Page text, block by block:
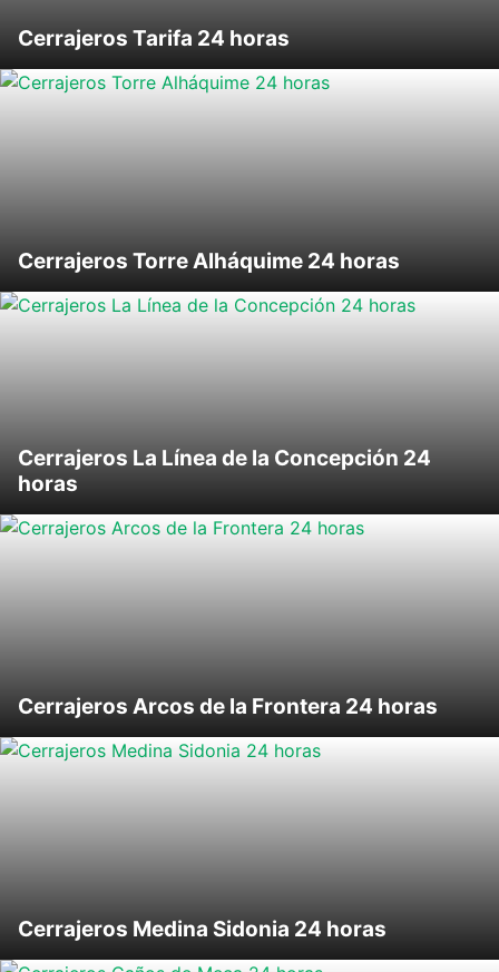
Cerrajeros Tarifa 24 horas
Cerrajeros Torre Alháquime 24 horas
Cerrajeros La Línea de la Concepción 24
horas
Cerrajeros Arcos de la Frontera 24 horas
Cerrajeros Medina Sidonia 24 horas